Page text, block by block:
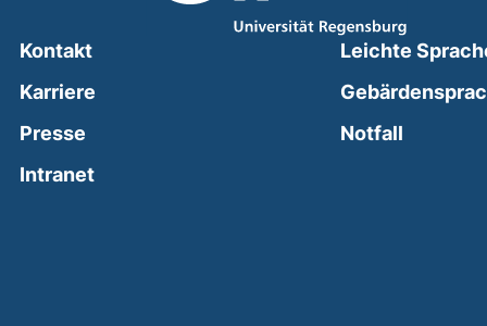
Kontakt
Karriere
Presse
Intranet(external link, opens in a new window)
Leichte
Notfall